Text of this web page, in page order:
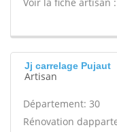
Jj carrelage Pujaut
Artisan
Département: 30
Rénovation